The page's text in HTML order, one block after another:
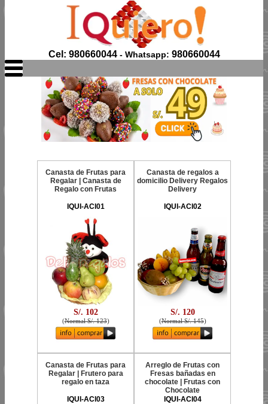
Cel: 980660044- Whatsapp: 980660044
Canasta de Frutas para
Regalar | Canasta de
Regalo con Frutas
IQUI-ACI01
S/. 102
(Normal S/. 123)
Canasta de regalos a
domicilio Delivery Regalos
Delivery
IQUI-ACI02
S/. 120
(Normal S/. 145)
Canasta de Frutas para
Regalar | Frutero para
regalo en taza
IQUI-ACI03
Arreglo de Frutas con
Fresas bañadas en
chocolate | Frutas con
Chocolate
IQUI-ACI04